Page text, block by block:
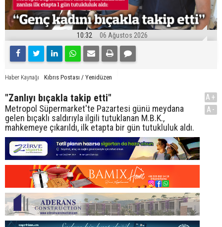
10:32 06 Ağustos 2026
Haber Kaynağı Kıbrıs Postası / Yenidüzen
"Zanlıyı bıçakla takip etti"
Metropol Süpermarket'te Pazartesi günü meydana
gelen bıçaklı saldırıyla ilgili tutuklanan M.B.K.,
mahkemeye çıkarıldı, ilk etapta bir gün tutukluluk aldı.
A+
A-